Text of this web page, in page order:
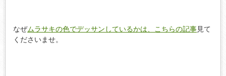
なぜムラサキの色でデッサンしているかは、こちらの記事見て
くださいませ。